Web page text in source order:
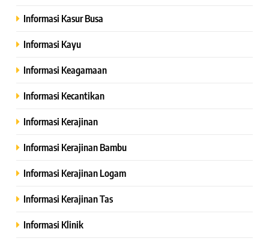
Informasi Kasur Busa
Informasi Kayu
Informasi Keagamaan
Informasi Kecantikan
Informasi Kerajinan
Informasi Kerajinan Bambu
Informasi Kerajinan Logam
Informasi Kerajinan Tas
Informasi Klinik